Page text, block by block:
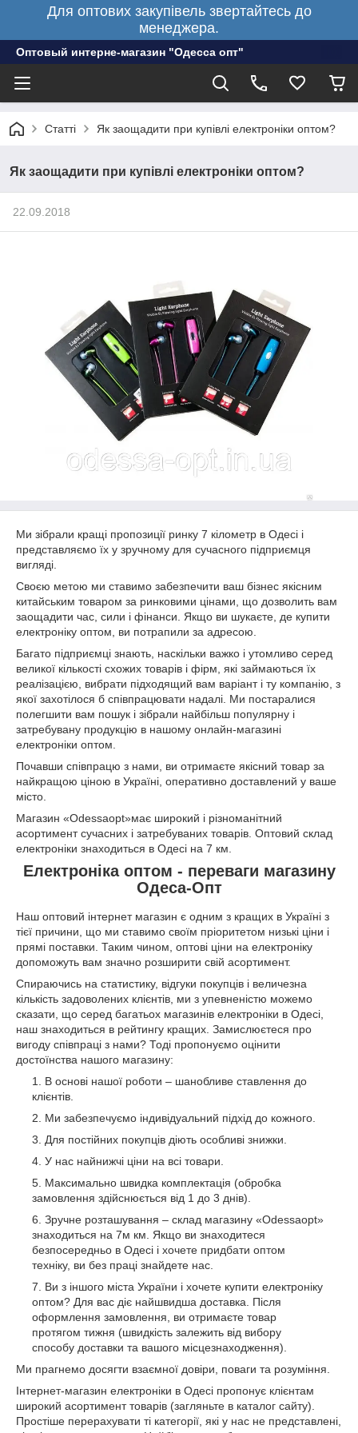
Для оптових закупівель звертайтесь до
менеджера.
Оптовый интерне-магазин "Одесса опт"
Статті Як заощадити при купівлі електроніки оптом?
Як заощадити при купівлі електроніки оптом?
22.09.2018
Ми зібрали кращі пропозиції ринку 7 кілометр в Одесі і
представляємо їх у зручному для сучасного підприємця
вигляді.
Своєю метою ми ставимо забезпечити ваш бізнес якісним
китайським товаром за ринковими цінами, що дозволить вам
заощадити час, сили і фінанси. Якщо ви шукаєте, де купити
електроніку оптом, ви потрапили за адресою.
Багато підприємці знають, наскільки важко і утомливо серед
великої кількості схожих товарів і фірм, які займаються їх
реалізацією, вибрати підходящий вам варіант і ту компанію, з
якої захотілося б співпрацювати надалі. Ми постаралися
полегшити вам пошук і зібрали найбільш популярну і
затребувану продукцію в нашому онлайн-магазині
електроніки оптом.
Почавши співпрацю з нами, ви отримаєте якісний товар за
найкращою ціною в Україні, оперативно доставлений у ваше
місто.
Магазин «Odessaopt»має широкий і різноманітний
асортимент сучасних і затребуваних товарів. Оптовий склад
електроніки знаходиться в Одесі на 7 км.
Електроніка оптом - переваги магазину
Одеса-Опт
Наш оптовий інтернет магазин є одним з кращих в Україні з
тієї причини, що ми ставимо своїм пріоритетом низькі ціни і
прямі поставки. Таким чином, оптові ціни на електроніку
допоможуть вам значно розширити свій асортимент.
Спираючись на статистику, відгуки покупців і величезна
кількість задоволених клієнтів, ми з упевненістю можемо
сказати, що серед багатьох магазинів електроніки в Одесі,
наш знаходиться в рейтингу кращих. Замислюєтеся про
вигоду співпраці з нами? Тоді пропонуємо оцінити
достоїнства нашого магазину:
В основі нашої роботи – шанобливе ставлення до
клієнтів.
Ми забезпечуємо індивідуальний підхід до кожного.
Для постійних покупців діють особливі знижки.
У нас найнижчі ціни на всі товари.
Максимально швидка комплектація (обробка
замовлення здійснюється від 1 до 3 днів).
Зручне розташування – склад магазину «Odessaopt»
знаходиться на 7м км. Якщо ви знаходитеся
безпосередньо в Одесі і хочете придбати оптом
техніку, ви без праці знайдете нас.
Ви з іншого міста України і хочете купити електроніку
оптом? Для вас діє найшвидша доставка. Після
оформлення замовлення, ви отримаєте товар
протягом тижня (швидкість залежить від вибору
способу доставки та вашого місцезнаходження).
Ми прагнемо досягти взаємної довіри, поваги та розуміння.
Інтернет-магазин електроніки в Одесі пропонує клієнтам
широкий асортимент товарів (загляньте в каталог сайту).
Простіше перерахувати ті категорії, які у нас не представлені,